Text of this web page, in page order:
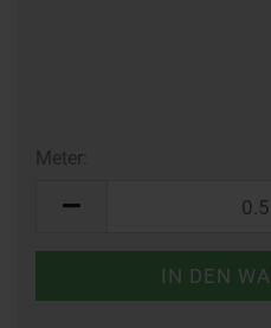
Meter: